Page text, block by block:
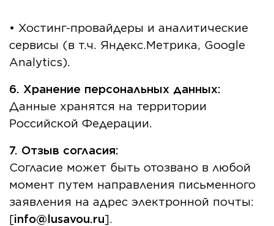
• Хостинг-провайдеры и аналитические
сервисы (в т.ч. Яндекс.Метрика, Google
Analytics).
6. Хранение персональных данных:
Данные хранятся на территории
Российской Федерации.
7. Отзыв согласия:
Согласие может быть отозвано в любой
момент путем направления письменного
заявления на адрес электронной почты:
[info@lusavou.ru].